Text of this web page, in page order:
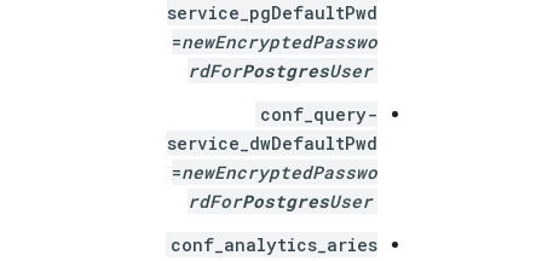
service_pgDefaultPwd
=newEncryptedPasswo
rdForPostgresUser
conf_query-
service_dwDefaultPwd
=newEncryptedPasswo
rdForPostgresUser
conf_analytics_aries